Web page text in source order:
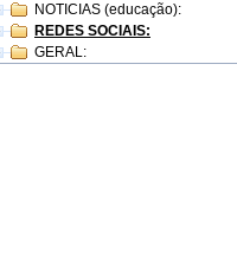
NOTICIAS (educação):
REDES SOCIAIS:
GERAL: